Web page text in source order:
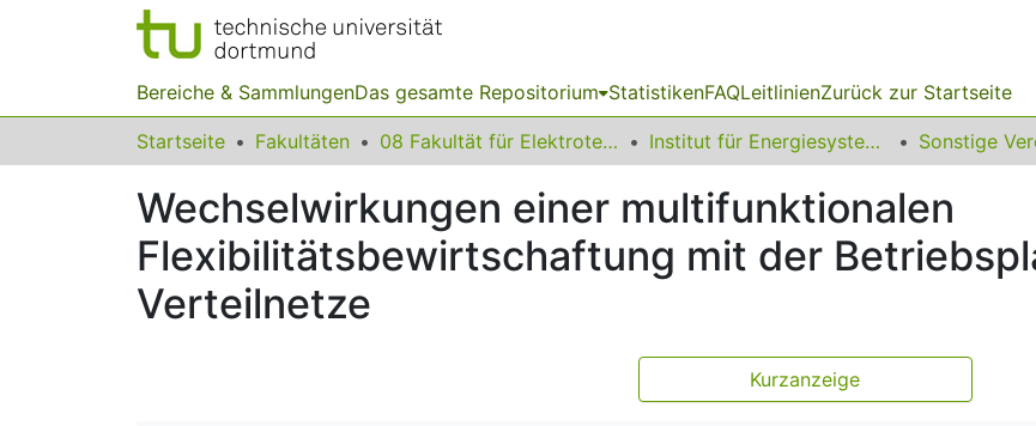
Bereiche & SammlungenDas gesamte Repositorium StatistikenFAQLeitlinienZurück zur Startseite
Startseite Fakultäten 08 Fakultät für Elektrotechnik und Informationstechnik Institut für Energiesysteme, Energieeffizienz und Energiewirtschaft
Wechselwirkungen einer multifunktionalen
Flexibilitätsbewirtschaftung mit der
Verteilnetze
Kurzanzeige